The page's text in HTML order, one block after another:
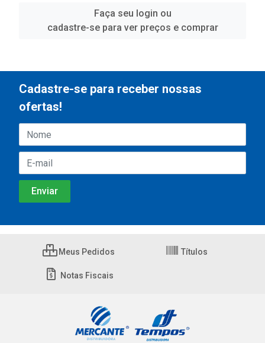
Faça seu login ou
cadastre-se para ver preços e comprar
Cadastre-se para receber nossas
ofertas!
Meus Pedidos Títulos
Notas Fiscais